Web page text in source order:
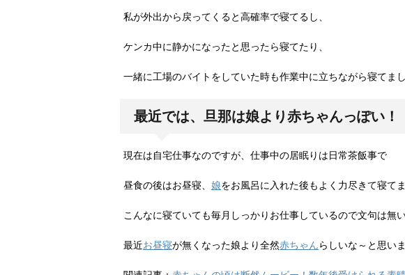
私が外出から戻ってくると高確率で寝てるし、
ケンカ中に静かになったと思ったら寝てたり、
一緒に工場のバイトをしていた時も作業中に立ちながら寝てま
最近では、旦那は娘より赤ちゃんっぽい！
現在は自宅仕事なのですが、仕事中の居眠りは日常茶飯事で
昼食の後はお昼寝、 娘をお風呂に入れた後もよく力尽きて寝て
こんなに寝ていても毎月しっかりお仕事しているので文句は無い
最近お昼寝が無くなった娘より全然赤ちゃんらしいな～と思い